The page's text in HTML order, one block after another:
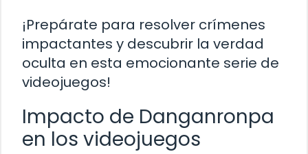
¡Prepárate para resolver crímenes
impactantes y descubrir la verdad
oculta en esta emocionante serie de
videojuegos!
Impacto de Danganronpa
en los videojuegos